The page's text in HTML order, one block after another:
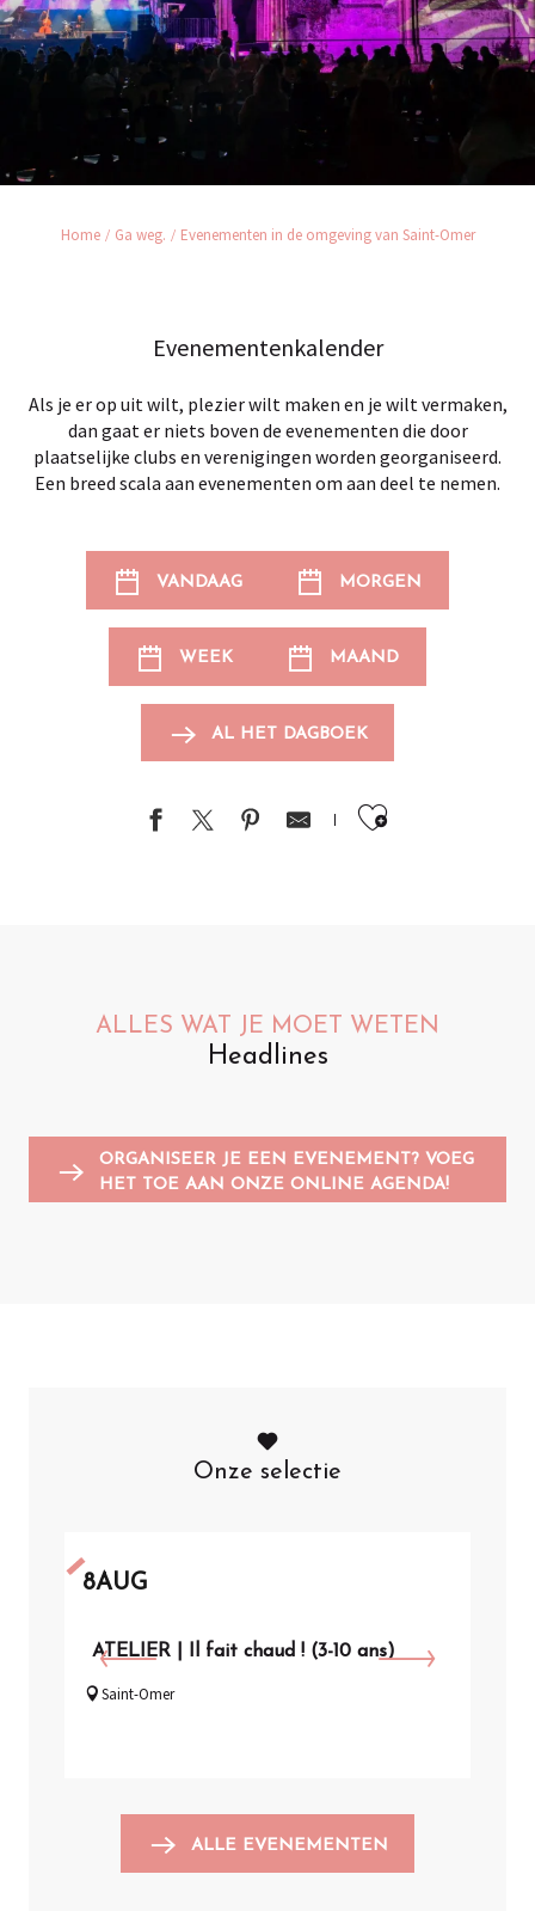
Home Ga weg. Evenementen in de omgeving van Saint-Omer
Evenementenkalender
Als je er op uit wilt, plezier wilt maken en je wilt vermaken,
dan gaat er niets boven de evenementen die door
plaatselijke clubs en verenigingen worden georganiseerd.
Een breed scala aan evenementen om aan deel te nemen.
VANDAAG MORGEN
WEEK MAAND
AL HET DAGBOEK
Ajouter
ALLES WAT JE MOET WETEN
Headlines
ORGANISEER JE EEN EVENEMENT? VOEG
HET TOE AAN ONZE ONLINE AGENDA!
Onze selectie
8AUG
ATELIER | Il fait chaud ! (3-10 ans)
Saint-Omer
ALLE EVENEMENTEN